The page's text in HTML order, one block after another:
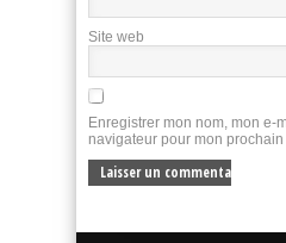
Site web
Enregistrer mon nom, mon e-
navigateur pour mon